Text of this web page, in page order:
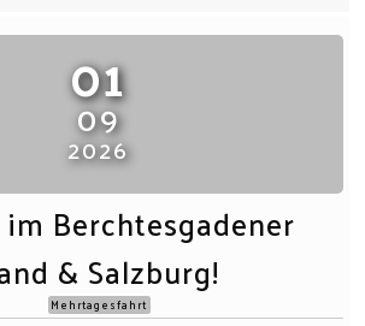
01
09
2026
Berchtesgadener
& Salzburg!
Mehrtagesfahrt